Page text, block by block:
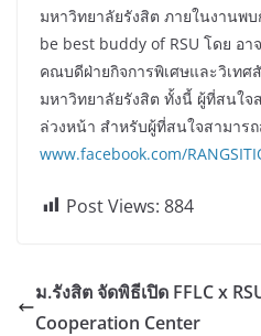
มหาวิทยาลัยรังสิต ภายในงานพ
be best buddy of RSU โดย อา
คณบดีฝ่ายกิจการพิเศษและวิเท
มหาวิทยาลัยรังสิต ทั้งนี้ ผู้ที่สนใจ
ล่วงหน้า สำหรับผู้ที่สนใจสามาร
www.facebook.com/
Post Views: 884
ม.รังสิต จัดพิธีเปิด FFLC x
Cooperation Center